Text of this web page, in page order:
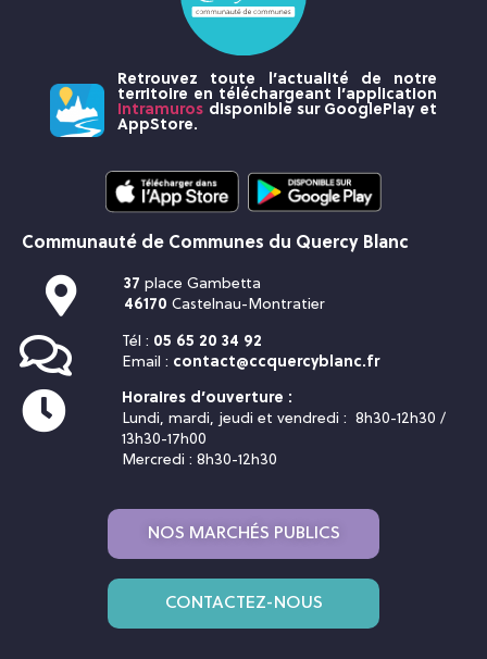
Retrouvez toute l’actualité de notre
territoire en téléchargeant l’application
Intramuros disponible sur GooglePlay et
AppStore.
Communauté de Communes du Quercy Blanc
37 place Gambetta
46170 Castelnau-Montratier
Tél : 05 65 20 34 92
Email : contact@ccquercyblanc.fr
Horaires d’ouverture :
Lundi, mardi, jeudi et vendredi : 8h30-12h30 /
13h30-17h00
Mercredi : 8h30-12h30
NOS MARCHÉS PUBLICS
CONTACTEZ-NOUS